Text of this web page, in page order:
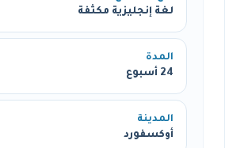
لغة إنجليزية مكثفة
المدة
24 أسبوع
المدينة
أوكسفورد